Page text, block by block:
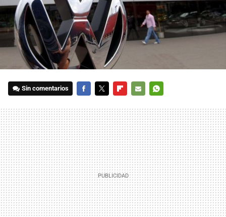
Sin comentarios
MAIL